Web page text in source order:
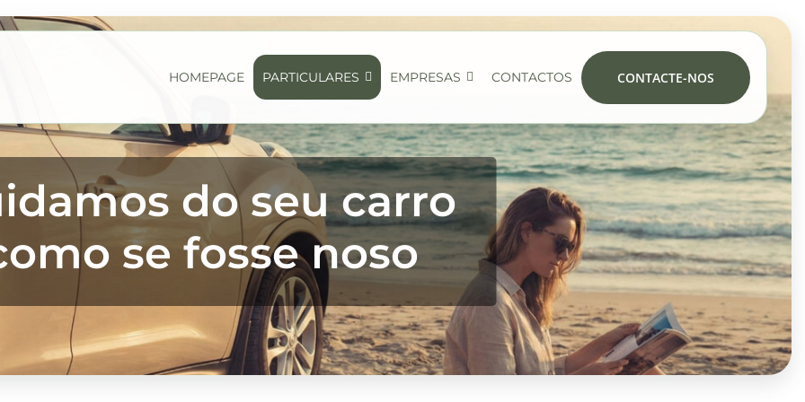
HOMEPAGE PARTICULARES EMPRESAS CONTACTOS CONTACTE-NOS
do seu carro
se fosse noso